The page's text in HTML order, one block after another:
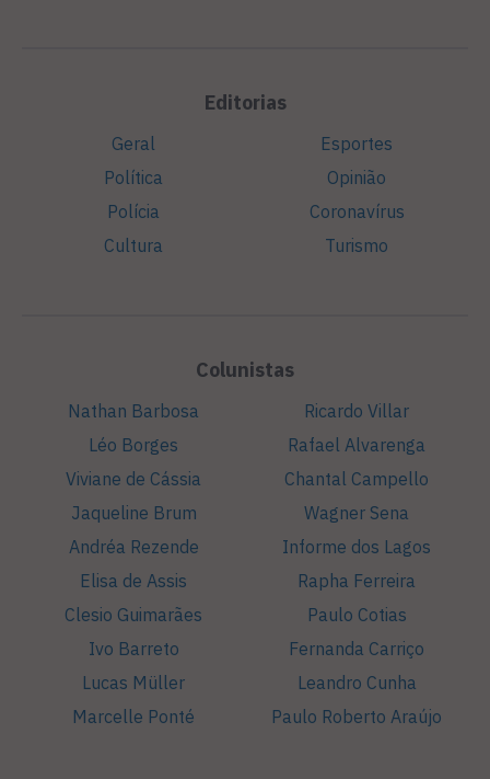
Editorias
Geral
Política
Polícia
Cultura
Esportes
Opinião
Coronavírus
Turismo
Colunistas
Nathan Barbosa
Léo Borges
Viviane de Cássia
Jaqueline Brum
Andréa Rezende
Elisa de Assis
Clesio Guimarães
Ivo Barreto
Lucas Müller
Marcelle Ponté
Ricardo Villar
Rafael Alvarenga
Chantal Campello
Wagner Sena
Informe dos Lagos
Rapha Ferreira
Paulo Cotias
Fernanda Carriço
Leandro Cunha
Paulo Roberto Araújo